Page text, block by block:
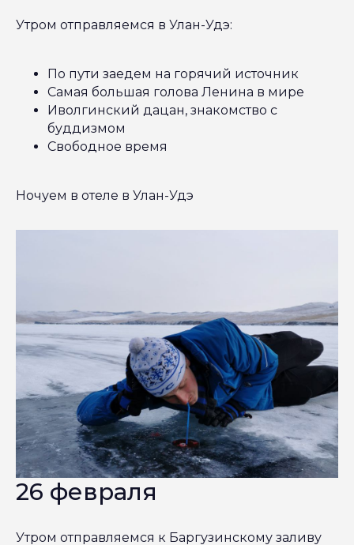
Утром отправляемся в Улан-Удэ:
По пути заедем на горячий источник
Самая большая голова Ленина в мире
Иволгинский дацан, знакомство с
буддизмом
Свободное время
Ночуем в отеле в Улан-Удэ
26 февраля
Утром отправляемся к Баргузинскому заливу